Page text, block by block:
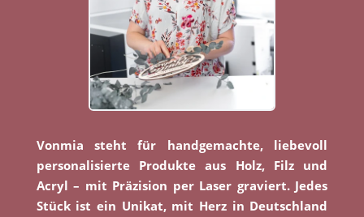
Vonmia steht für handgemachte, liebevoll
personalisierte Produkte aus Holz, Filz und
Acryl – mit Präzision per Laser graviert. Jedes
Stück ist ein Unikat, mit Herz in Deutschland